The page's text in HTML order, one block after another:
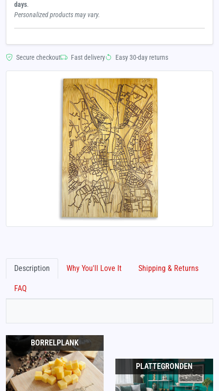
days.
Personalized products may vary.
Secure checkout Fast delivery Easy 30-day returns
Description Why You'll Love It Shipping & Returns
FAQ
BORRELPLANK
PLATTEGRONDEN